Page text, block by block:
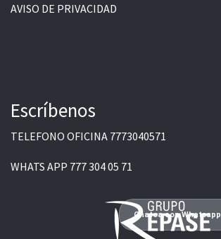
AVISO DE PRIVACIDAD
Chatea con Whatsapp
Escríbenos
TELEFONO OFICINA 7773040571
WHATS APP 777 304 05 71